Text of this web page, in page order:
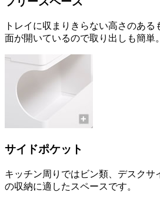
トレイに収まりきらない高さのある
面が開いているので取り出しも簡単。
サイドポケット
キッチン周りではビン類、デスクサ
の収納に適したスペースです。